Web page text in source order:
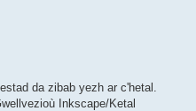
da zibab yezh ar c'hetal.
Inkscape/Ketal